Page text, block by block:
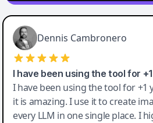
Dennis Cambronero
I have been using the tool for
I have been using the tool for +1
it is amazing. I use it to create
every LLM in one single place. I